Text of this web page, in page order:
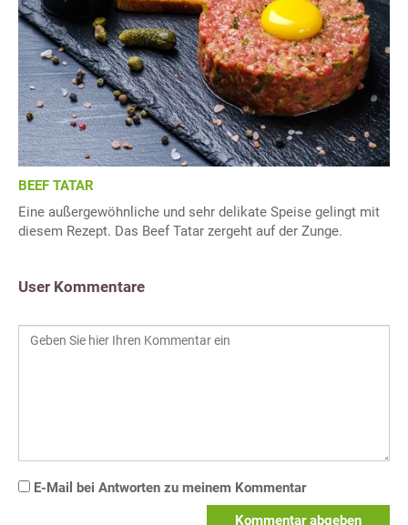
BEEF TATAR
Eine außergewöhnliche und sehr delikate Speise gelingt mit
diesem Rezept. Das Beef Tatar zergeht auf der Zunge.
User Kommentare
E-Mail bei Antworten zu meinem Kommentar
Kommentar abgeben